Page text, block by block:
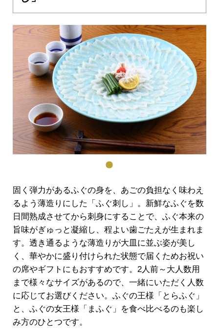
固く弾力があるふぐの身を、あごの負担なく味わえ
るよう薄造りにした「ふぐ刺し」。新鮮なふぐを数
日間熟成させてから刺身にすることで、ふぐ本来の
旨味がぎゅっと凝縮し、程よい歯ごたえが生まれま
す。透き通るような薄造りが大皿に並ぶ姿が美し
く、華やかに盛り付けられた状態で届くためお祝い
の席やギフトにもおすすめです。2人前～大人数用
まで様々なサイズがあるので、一緒にいただく人数
に応じてお選びください。ふぐの王様「とらふぐ」
と、ふぐの女王様「まふぐ」を食べ比べるのも楽し
み方のひとつです。